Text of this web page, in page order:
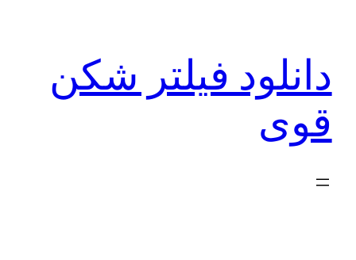
دانلود فیلتر شکن
قوی